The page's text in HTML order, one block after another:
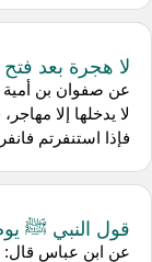
لا هجرة بعد
عن صفوان بن أمية
لا يدخلها إلا
فإذا استنفرتم
قول النبي ﷺ
عن ابن عباس قال: